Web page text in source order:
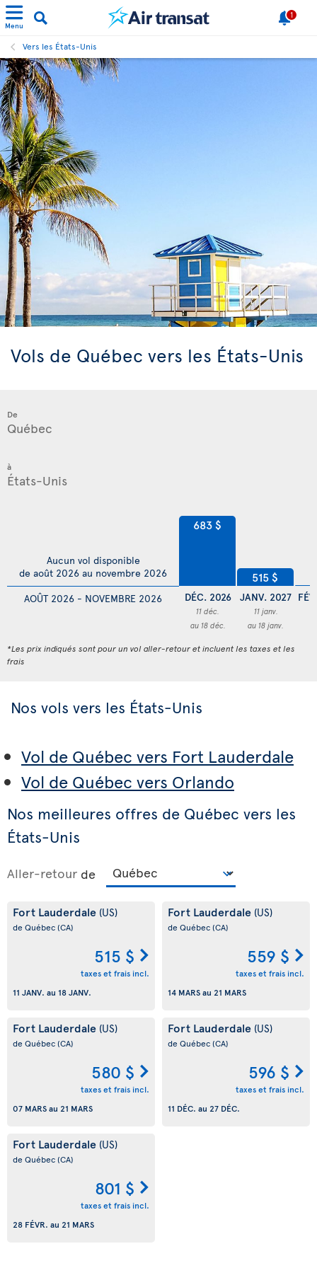
Menu
1
Vers les États-Unis
Vols de Québec vers les États-Unis
De
à
AOÛT 2026 - NOVEMBRE 2026
Aucun vol disponible
de août 2026 au novembre 2026
683 $
DÉC. 2026
11 déc.
au 18 déc.
515 $
JANV. 2027
11 janv.
au 18 janv.
*Les prix indiqués sont pour un vol aller-retour et incluent les taxes et les
frais
Nos vols vers les États-Unis
Vol de Québec vers Fort Lauderdale
Vol de Québec vers Orlando
Nos meilleures offres de Québec vers les
États-Unis
Aller-retour de
Fort Lauderdale (US)
de Québec(CA)
515 $
taxes et frais incl.
11 JANV. au 18 JANV.
Fort Lauderdale (US)
de Québec(CA)
559 $
taxes et frais incl.
14 MARSau 21 MARS
Fort Lauderdale (US)
de Québec(CA)
580 $
taxes et frais incl.
07 MARSau 21 MARS
Fort Lauderdale (US)
de Québec(CA)
596 $
taxes et frais incl.
11 DÉC. au 27 DÉC.
Fort Lauderdale (US)
de Québec(CA)
801 $
taxes et frais incl.
28 FÉVR. au 21 MARS